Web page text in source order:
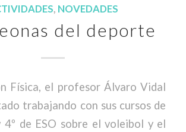
, NOVEDADES
del deporte
Física, el profesor Álvaro Vidal
trabajando con sus cursos de
4º de ESO sobre el voleibol y el